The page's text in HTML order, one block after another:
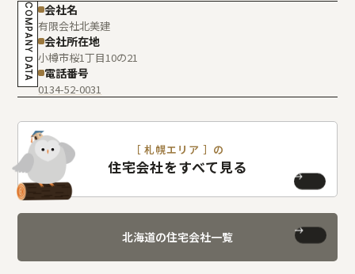
COMPANY DATA 会社名
有限会社北美建
会社所在地
小樽市桜1丁目10の21
電話番号
0134-52-0031
［ 札幌エリア ］の
住宅会社をすべて見る
北海道の住宅会社一覧